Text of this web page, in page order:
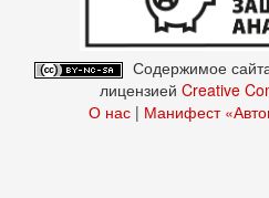
Содержимое
лицензией Creative
О нас| Манифест